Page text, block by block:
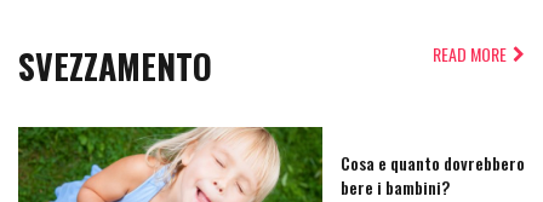
SVEZZAMENTO READ MORE
Cosa e quanto dovrebbero
bere i bambini?